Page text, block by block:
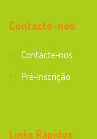
Contacte-nos:
Contacte-nos
Pré-inscrição
Links Rápidos